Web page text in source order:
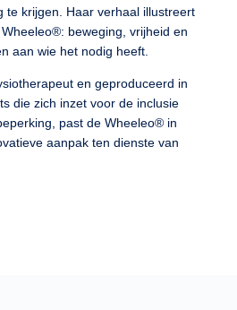
te krijgen . Haar verhaal illustreert
Wheeleo®: beweging vrijheid en
aan wie het nodig heeft.
en geproduceerd in
die zich inzet voor de inclusie
, past de Wheeleo® in
aanpak ten dienste van